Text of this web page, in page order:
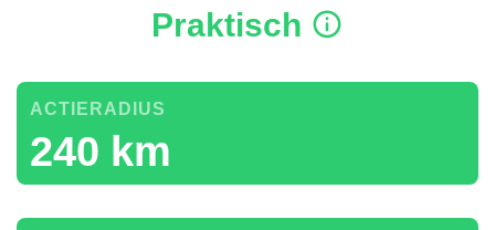
Praktisch
240 km
ACTIERADIUS